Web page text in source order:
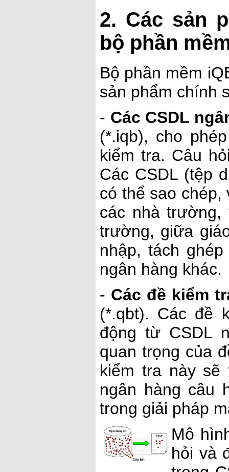
2. Các sản
bộ phần
Bộ phần mềm
sản phẩm chính
- Các CSDL
(*.iqb), cho
kiểm tra. Câu
Các CSDL (tệp
có thể sao chép,
các nhà
trường, giữa
nhập, tách
ngân hàng khác.
- Các đề kiểm
(*.qbt). Các đề
động từ CSDL
quan trọng của
kiểm tra này sẽ
ngân hàng câu
trong giải pháp
Mô
hỏi và